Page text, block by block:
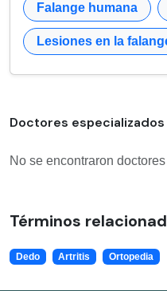
Falange humana
Lesiones en la
Doctores especializados
No se encontraron
Términos
Dedo Artritis Ortopedia